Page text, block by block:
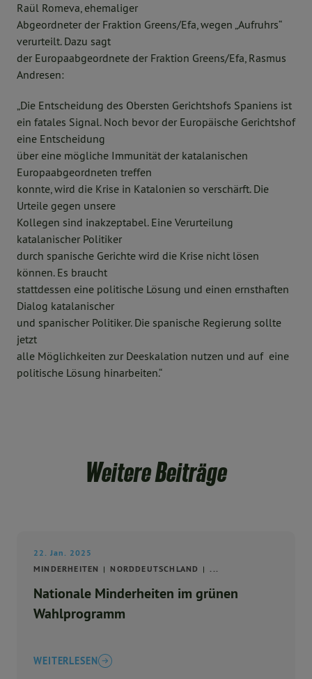
Raül Romeva, ehemaliger
Abgeordneter der Fraktion Greens/Efa, wegen „Aufruhrs“
verurteilt. Dazu sagt
der Europaabgeordnete der Fraktion Greens/Efa, Rasmus
Andresen:
„Die Entscheidung des Obersten Gerichtshofs Spaniens ist
ein fatales Signal. Noch bevor der Europäische Gerichtshof
eine Entscheidung
über eine mögliche Immunität der katalanischen
Europaabgeordneten treffen
konnte, wird die Krise in Katalonien so verschärft. Die
Urteile gegen unsere
Kollegen sind inakzeptabel. Eine Verurteilung
katalanischer Politiker
durch spanische Gerichte wird die Krise nicht lösen
können. Es braucht
stattdessen eine politische Lösung und einen ernsthaften
Dialog katalanischer
und spanischer Politiker. Die spanische Regierung sollte
jetzt
alle Möglichkeiten zur Deeskalation nutzen und auf eine
politische Lösung hinarbeiten.“
Weitere Beiträge
22. Jan. 2025
MINDERHEITEN
NORDDEUTSCHLAND ...
Nationale Minderheiten im grünen
Wahlprogramm
WEITERLESEN